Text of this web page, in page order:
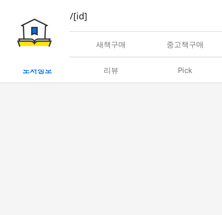
book/rent/[id]
대여 새책구매 중고책구매
도서정보 리뷰 Pick